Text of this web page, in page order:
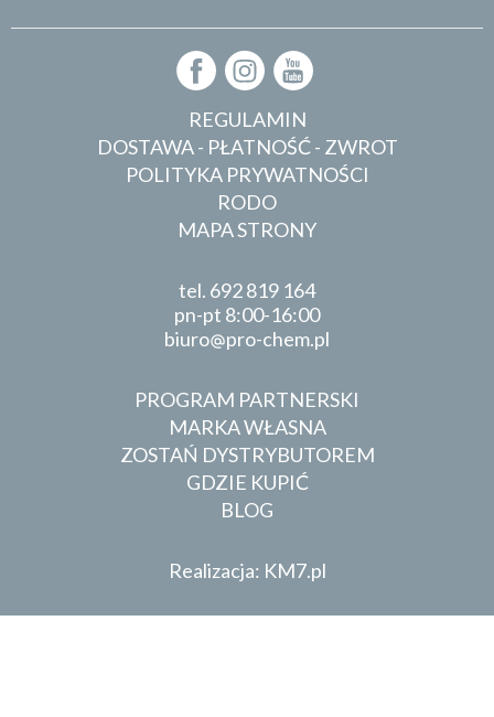
REGULAMIN
DOSTAWA - PŁATNOŚĆ - ZWROT
POLITYKA PRYWATNOŚCI
RODO
MAPA STRONY
tel. 692 819 164
pn-pt 8:00-16:00
biuro
pro-chem.pl
PROGRAM PARTNERSKI
MARKA WŁASNA
ZOSTAŃ DYSTRYBUTOREM
GDZIE KUPIĆ
BLOG
Realizacja: KM7.pl